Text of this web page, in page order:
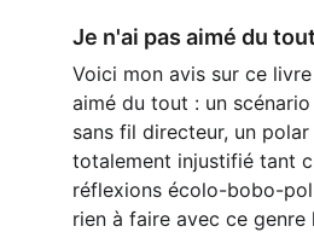
Je n'ai pas aimé du tout
Voici mon avis sur ce
aimé du tout : un
sans fil directeur, un
totalement injustifié tant
réflexions écolo-bobo-
rien à faire avec ce genre